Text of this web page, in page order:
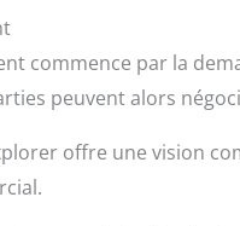
commence par la
peuvent alors
offre une vision